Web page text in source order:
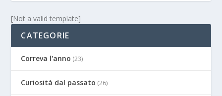
[Not a valid template]
CATEGORIE
Correva l'anno (23)
Curiosità dal passato (26)